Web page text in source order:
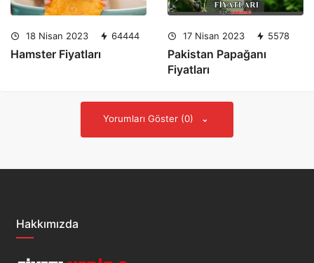
18 Nisan 2023 64444
Hamster Fiyatları
17 Nisan 2023 5578
Pakistan Papağanı
Fiyatları
Yorumları Göster (0)
Hakkımızda